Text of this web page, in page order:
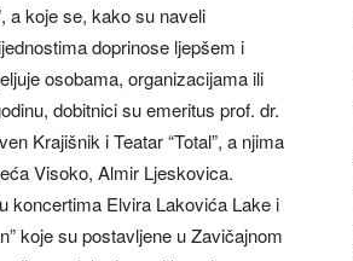
a koje se, kako su naveli
doprinose ljepšem i
osobama, organizacijama ili
dobitnici su emeritus prof. dr.
Krajišnik i Teatar “Total”, a njima
Visoko, Almir Ljeskovica.
koncertima Elvira Lakovića Lake i
koje su postavljene u Zavičajnom